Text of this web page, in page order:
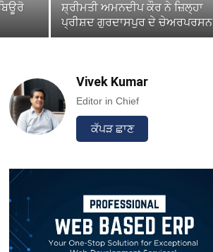
ਸ਼੍ਰੀਮਤੀ ਅਮਨਦੀਪ ਕੌਰ ਨੇ ਜ਼ਿਲ੍ਹਾ
ਪ੍ਰੀਸ਼ਦ ਗੁਰਦਾਸਪੁਰ ਦੇ ਚੇਅਰਪਰਸਨ
Vivek Kumar
Editor in Chief
ਕੱਪੜ ਛਾਣ